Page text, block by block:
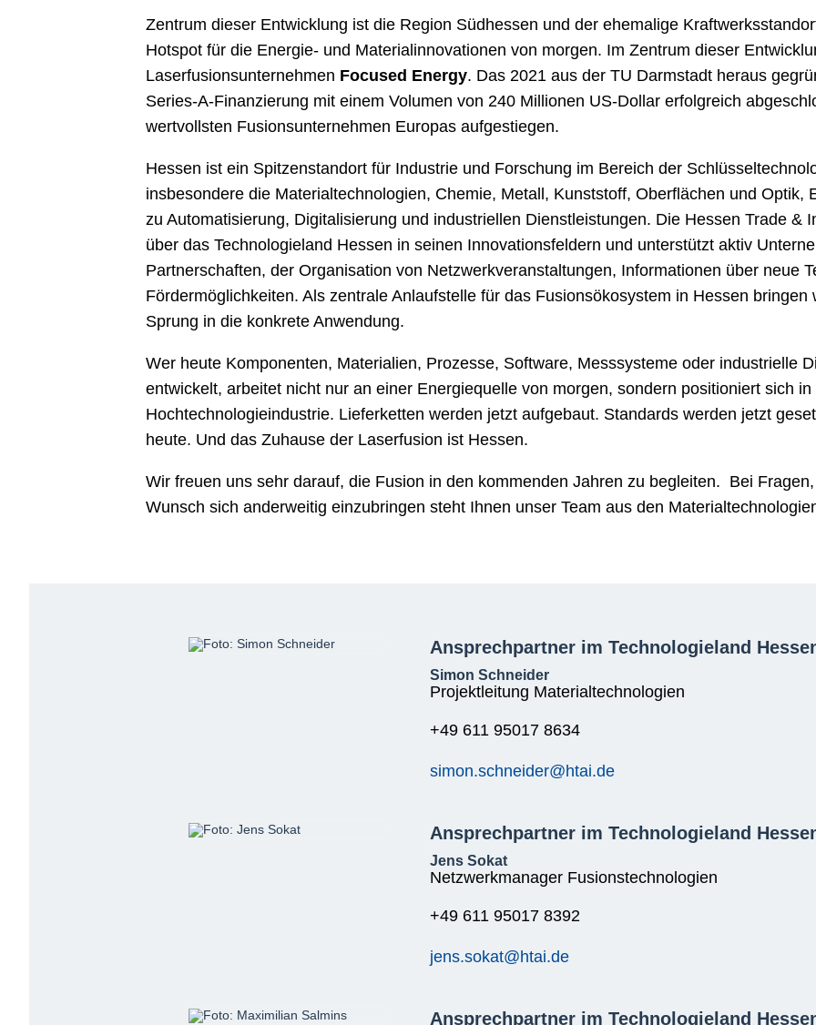
Zentrum dieser Entwicklung ist die Region Südhessen und der ehemalige
Hotspot für die Energie- und Materialinnovationen von morgen. Im Zentrum dieser
Laserfusionsunternehmen Focused Energy. Das 2021 aus der TU Darmstadt heraus
Series-A-Finanzierung mit einem Volumen von 240 Millionen US-Dollar erfolgreich
wertvollsten Fusionsunternehmen Europas aufgestiegen.
Hessen ist ein Spitzenstandort für Industrie und Forschung im Bereich der
insbesondere die Materialtechnologien, Chemie, Metall, Kunststoff, Oberflächen und Optik,
zu Automatisierung, Digitalisierung und industriellen Dienstleistungen. Die Hessen Trade &
über das Technologieland Hessen in seinen Innovationsfeldern und unterstützt aktiv
Partnerschaften, der Organisation von Netzwerkveranstaltungen, Informationen über neue
Fördermöglichkeiten. Als zentrale Anlaufstelle für das Fusionsökosystem in Hessen
Sprung in die konkrete Anwendung.
Wer heute Komponenten, Materialien, Prozesse, Software, Messsysteme oder industrielle
entwickelt, arbeitet nicht nur an einer Energiequelle von morgen, sondern positioniert sich
Hochtechnologieindustrie. Lieferketten werden jetzt aufgebaut. Standards werden jetzt
heute. Und das Zuhause der Laserfusion ist Hessen.
Wir freuen uns sehr darauf, die Fusion in den kommenden Jahren zu begleiten. Bei
Wunsch sich anderweitig einzubringen steht Ihnen unser Team aus den
Ansprechpartner im Technologieland
Simon Schneider
Projektleitung Materialtechnologien
+49 611 95017 8634
simon.schneider@htai.de
Ansprechpartner im Technologieland
Jens Sokat
Netzwerkmanager Fusionstechnologien
+49 611 95017 8392
jens.sokat@htai.de
Ansprechpartner im Technologieland